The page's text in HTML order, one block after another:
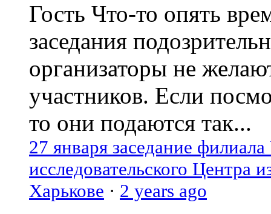
Гость Что-то опять
заседания
организаторы не
участников. Если
то они подаются так...
27 января заседание
исследовательского Центра
Харькове · 2 years ago